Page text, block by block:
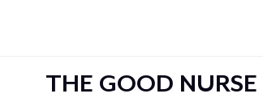
THE GOOD NURSE